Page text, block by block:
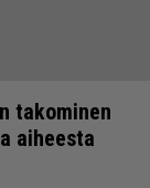
takominen
aiheesta